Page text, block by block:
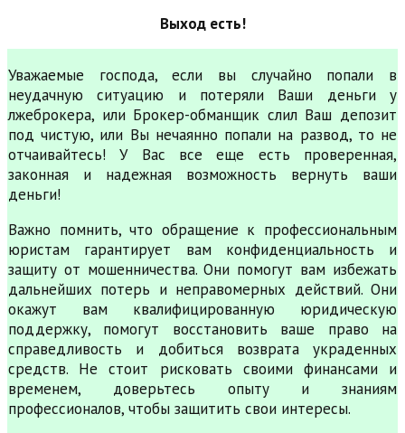
Выход есть!
Уважаемые господа, если вы случайно попали в
неудачную ситуацию и потеряли Ваши деньги у
лжеброкера, или Брокер-обманщик слил Ваш депозит
под чистую, или Вы нечаянно попали на развод, то не
отчаивайтесь! У Вас все еще есть проверенная,
законная и надежная возможность вернуть ваши
деньги!
Важно помнить, что обращение к профессиональным
юристам гарантирует вам конфиденциальность и
защиту от мошенничества. Они помогут вам избежать
дальнейших потерь и неправомерных действий. Они
окажут вам квалифицированную юридическую
поддержку, помогут восстановить ваше право на
справедливость и добиться возврата украденных
средств. Не стоит рисковать своими финансами и
временем, доверьтесь опыту и знаниям
профессионалов, чтобы защитить свои интересы.